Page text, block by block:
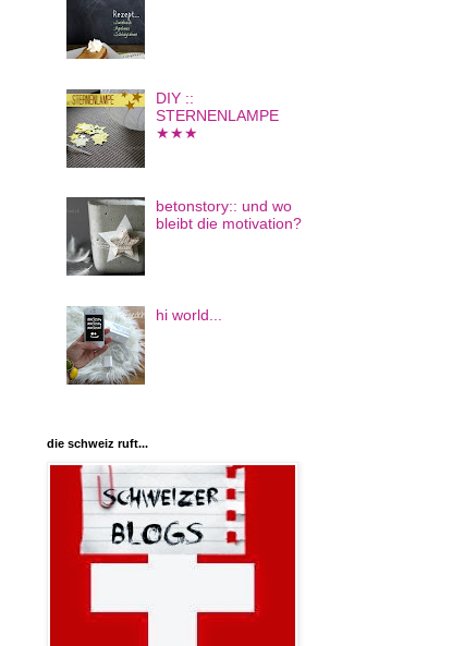
DIY ::
STERNENLAMPE
★★★
betonstory:: und wo
bleibt die motivation?
hi world...
die schweiz ruft...